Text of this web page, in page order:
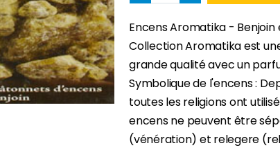
Encens Aromatika -
Collection Aromatika est
grande qualité avec un
Symbolique de l'encens :
toutes les religions ont
encens ne peuvent être
(vénération) et relegere